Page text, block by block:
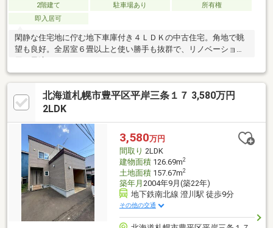
2階建て 駐車場あり
所有権
即入居可
閑静な住宅地に佇む地下車庫付き４ＬＤＫの中古住宅。角地で眺
望も良好。全居室６畳以上と使い勝手も抜群で、リノベーション
北海道札幌市豊平区平岸三条１７ 3,580万円
2LDK
3,580万円
間取り 2LDK
建物面積126.69m2
土地面積157.67m2
築年月 2004年9月(築22年)
地下鉄南北線 澄川駅 徒歩9分
その他の交通